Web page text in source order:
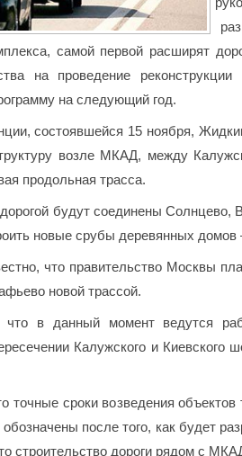
самой первой расширят
на проведение
на следующий год.
состоявшейся 15 ноября,
возле МКАД, между
продольная трасса.
будут соединены Солнцево,
новые срубы деревянных
что правительство Москвы
новой трассой.
в данный момент ведутся
Калужского и
точные сроки возведения
после того, как будет
строительство дороги рядом с